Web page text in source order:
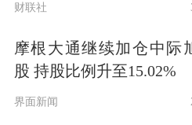
包括：（1）地缘冲
输风险加剧。2025
财联社
摩根大通继续加仓中际
股 持股比例升至15.02%
界面新闻